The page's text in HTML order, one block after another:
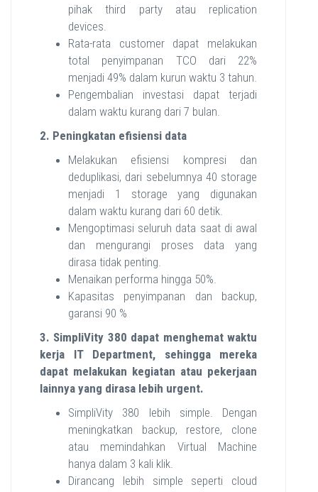
pihak third party atau replication
devices.
Rata-rata customer dapat melakukan
total penyimpanan TCO dari 22%
menjadi 49% dalam kurun waktu 3 tahun.
Pengembalian investasi dapat terjadi
dalam waktu kurang dari 7 bulan.
2. Peningkatan efisiensi data
Melakukan efisiensi kompresi dan
deduplikasi, dari sebelumnya 40 storage
menjadi 1 storage yang digunakan
dalam waktu kurang dari 60 detik.
Mengoptimasi seluruh data saat di awal
dan mengurangi proses data yang
dirasa tidak penting.
Menaikan performa hingga 50%.
Kapasitas penyimpanan dan backup,
garansi 90 %
3. SimpliVity 380 dapat menghemat waktu
kerja IT Department, sehingga mereka
dapat melakukan kegiatan atau pekerjaan
lainnya yang dirasa lebih urgent.
SimpliVity 380 lebih simple. Dengan
meningkatkan backup, restore, clone
atau memindahkan Virtual Machine
hanya dalam 3 kali klik.
Dirancang lebih simple seperti cloud